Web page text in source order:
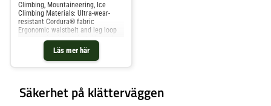
Läs mer här
Climbing, Mountaineering, Ice
Climbing Materials: Ultra-wear-
resistant Cordura® fabric
Ergonomic waistbelt and leg loop
construction is comfortable and
breathable, allowing unrestricted
climbing with maximum freedom of
movement. Integrated frame design
Säkerhet på klätterväggen